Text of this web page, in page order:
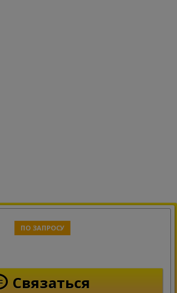
ПО ЗАПРОСУ
Связаться